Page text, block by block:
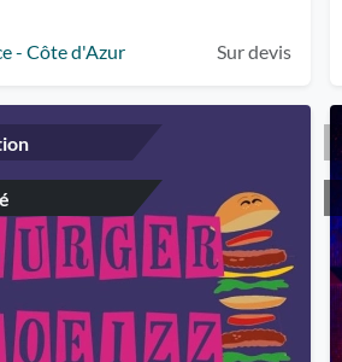
- Côte d'Azur Sur devis